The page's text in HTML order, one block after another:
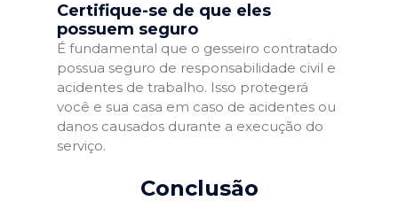
Certifique-se de que eles
possuem seguro
É fundamental que o gesseiro contratado
possua seguro de responsabilidade civil e
acidentes de trabalho. Isso protegerá
você e sua casa em caso de acidentes ou
danos causados durante a execução do
serviço.
Conclusão